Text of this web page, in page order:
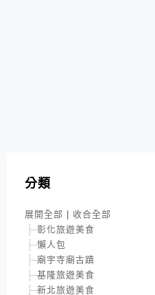
分類
展開全部
收合全部
彰化旅遊美食
懶人包
廟宇寺廟古蹟
基隆旅遊美食
新北旅遊美食